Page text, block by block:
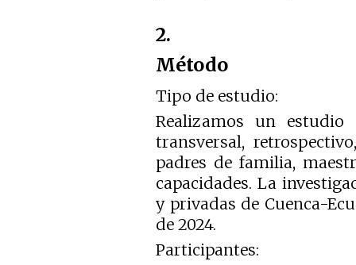
2.
Método
Tipo de estudio:
Realizamos un
transversal,
padres de familia,
capacidades. La
y privadas de Cuenca-
de 2024.
Participantes: